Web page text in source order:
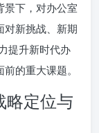
景下，对办公室
对新挑战、新期
提升新时代办
的重大课题。
略定位与